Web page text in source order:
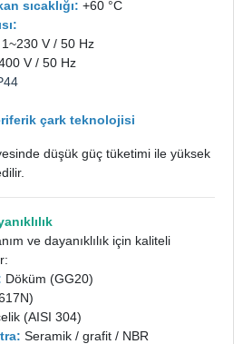
sıcaklığı: +60 °C
V / 50 Hz
V / 50 Hz
çark teknolojisi
düşük güç tüketimi ile yüksek
ve dayanıklılık için kaliteli
Döküm (GG20)
(AISI 304)
Seramik / grafit / NBR